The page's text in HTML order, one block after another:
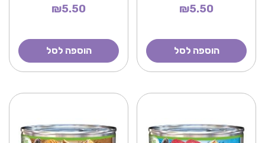
₪5.50
הוספה לסל
₪5.50
הוספה לסל